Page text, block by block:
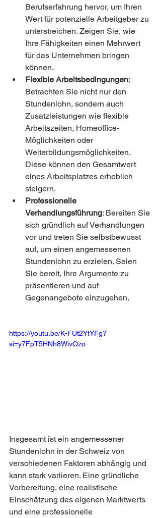
Berufserfahrung hervor, um Ihren
Wert für potenzielle Arbeitgeber zu
unterstreichen. Zeigen Sie, wie
Ihre Fähigkeiten einen Mehrwert
für das Unternehmen bringen
können.
Flexible Arbeitsbedingungen:
Betrachten Sie nicht nur den
Stundenlohn, sondern auch
Zusatzleistungen wie flexible
Arbeitszeiten, Homeoffice-
Möglichkeiten oder
Weiterbildungsmöglichkeiten.
Diese können den Gesamtwert
eines Arbeitsplatzes erheblich
steigern.
Professionelle
Verhandlungsführung: Bereiten Sie
sich gründlich auf Verhandlungen
vor und treten Sie selbstbewusst
auf, um einen angemessenen
Stundenlohn zu erzielen. Seien
Sie bereit, Ihre Argumente zu
präsentieren und auf
Gegenangebote einzugehen.
https://youtu.be/K-FUt2YtYFg?
si=y7FpT5HNh8WivOzo
Insgesamt ist ein angemessener
Stundenlohn in der Schweiz von
verschiedenen Faktoren abhängig und
kann stark variieren. Eine gründliche
Vorbereitung, eine realistische
Einschätzung des eigenen Marktwerts
und eine professionelle